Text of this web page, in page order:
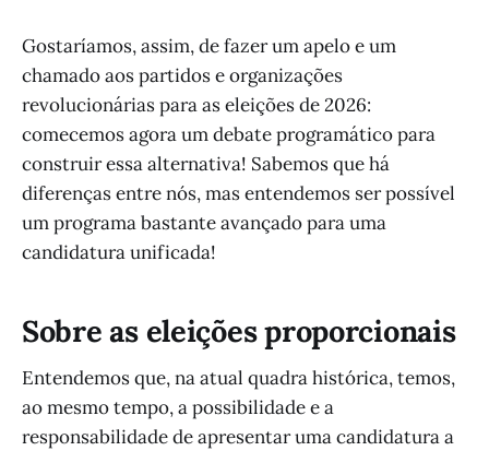
Gostaríamos, assim, de fazer um apelo e um
chamado aos partidos e organizações
revolucionárias para as eleições de 2026:
comecemos agora um debate programático para
construir essa alternativa! Sabemos que há
diferenças entre nós, mas entendemos ser possível
um programa bastante avançado para uma
candidatura unificada!
Sobre as eleições proporcionais
Entendemos que, na atual quadra histórica, temos,
ao mesmo tempo, a possibilidade e a
responsabilidade de apresentar uma candidatura a